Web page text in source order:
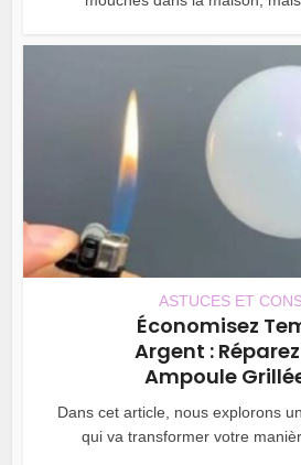
ASTUCES ET
Économisez
Argent :
Ampoule
Dans cet article, nous explorons
qui va transformer votre